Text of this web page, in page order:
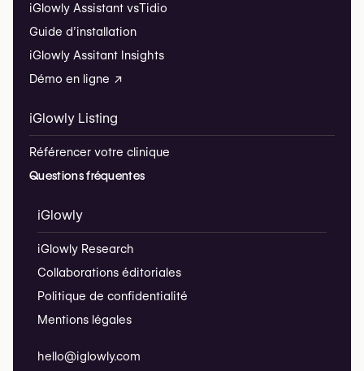
iGlowly Assistant vsTidio
Guide d’installation
iGlowly Assitant Insights
Démo en ligne ↗
iGlowly Listing
Référencer votre clinique
Questions fréquentes
iGlowly
iGlowly Research
Collaborations éditoriales
Politique de confidentialité
Mentions légales
hello@iglowly.com